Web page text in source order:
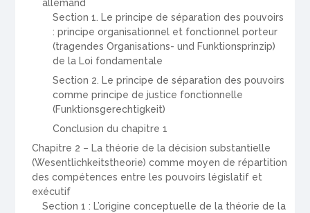
allemand
Section 1. Le principe de séparation des pouvoirs
: principe organisationnel et fonctionnel porteur
(tragendes Organisations- und Funktionsprinzip)
de la Loi fondamentale
Section 2. Le principe de séparation des pouvoirs
comme principe de justice fonctionnelle
(Funktionsgerechtigkeit)
Conclusion du chapitre 1
Chapitre 2 – La théorie de la décision substantielle
(Wesentlichkeitstheorie) comme moyen de répartition
des compétences entre les pouvoirs législatif et
exécutif
Section 1 : L’origine conceptuelle de la théorie de la